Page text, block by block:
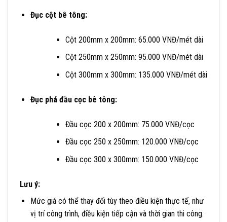
Đục cột bê tông:
Cột 200mm x 200mm: 65.000 VNĐ/mét dài
Cột 250mm x 250mm: 95.000 VNĐ/mét dài
Cột 300mm x 300mm: 135.000 VNĐ/mét dài
Đục phá đầu cọc bê tông:
Đầu cọc 200 x 200mm: 75.000 VNĐ/cọc
Đầu cọc 250 x 250mm: 120.000 VNĐ/cọc
Đầu cọc 300 x 300mm: 150.000 VNĐ/cọc
Lưu ý:
Mức giá có thể thay đổi tùy theo điều kiện thực tế, như
vị trí công trình, điều kiện tiếp cận và thời gian thi công.